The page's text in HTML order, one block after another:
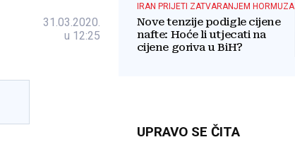
31.03.2020.
u 12:25
IRAN PRIJETI ZATVARANJEM HORMUZA
Nove tenzije podigle cijene
nafte: Hoće li utjecati na
cijene goriva u BiH?
UPRAVO SE ČITA